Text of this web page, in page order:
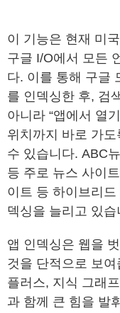
이 기능은 현재 미
구글 I/O에서 모든
다. 이를 통해 구글
를 인덱싱한 후, 검
아니라 “앱에서 열
위치까지 바로 가
수 있습니다. ABC
등 주로 뉴스 사이
이트 등 하이브리
덱싱을 늘리고 있습
앱 인덱싱은 웹을
것을 단적으로 보
플러스, 지식 그래
과 함께 큰 힘을 발